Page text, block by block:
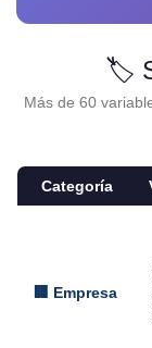
🏷️
Más de 60
Categoría
🏢 Empresa